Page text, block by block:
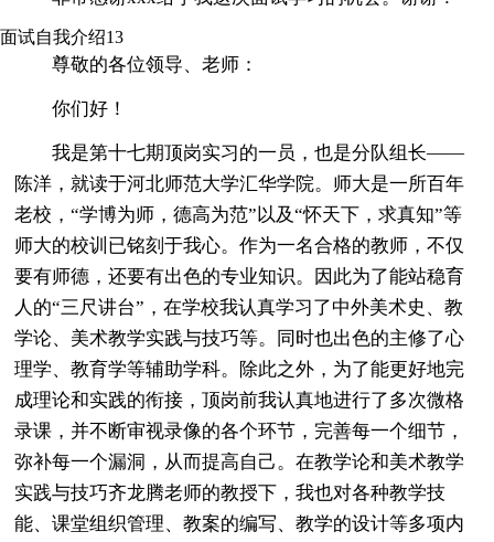
面试自我介绍13
尊敬的各位领导、老师：
你们好！
我是第十七期顶岗实习的一员，也是分队组长——
陈洋，就读于河北师范大学汇华学院。师大是一所百年
老校，“学博为师，德高为范”以及“怀天下，求真知”等
师大的校训已铭刻于我心。作为一名合格的教师，不仅
要有师德，还要有出色的专业知识。因此为了能站稳育
人的“三尺讲台”，在学校我认真学习了中外美术史、教
学论、美术教学实践与技巧等。同时也出色的主修了心
理学、教育学等辅助学科。除此之外，为了能更好地完
成理论和实践的衔接，顶岗前我认真地进行了多次微格
录课，并不断审视录像的各个环节，完善每一个细节，
弥补每一个漏洞，从而提高自己。在教学论和美术教学
实践与技巧齐龙腾老师的教授下，我也对各种教学技
能、课堂组织管理、教案的编写、教学的设计等多项内